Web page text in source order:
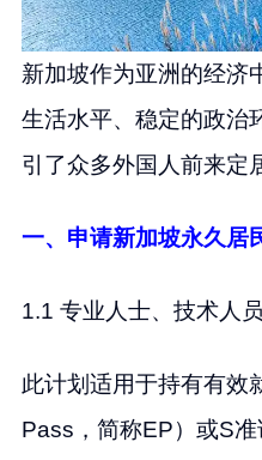
新加坡作为亚洲的经济
生活水平、稳定的政治
引了众多外国人前来定
一、申请新加坡永久居
1.1 专业人士、技术人
此计划适用于持有有效
Pass，简称EP）或S